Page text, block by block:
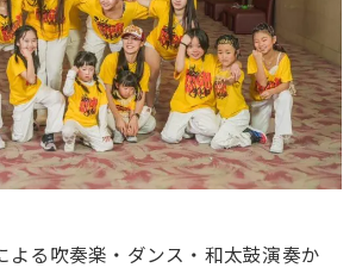
よる吹奏楽・ダンス・和太鼓演奏か